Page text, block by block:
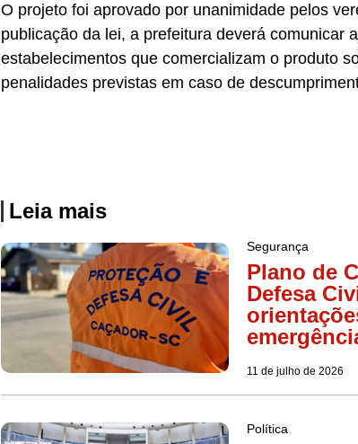
O projeto foi aprovado por unanimidade pelos
publicação da lei, a prefeitura deverá comunicar
estabelecimentos que comercializam o produto
penalidades previstas em caso de
Leia mais
Segurança
Plano de
Defesa
11 de julho de 2026
Política